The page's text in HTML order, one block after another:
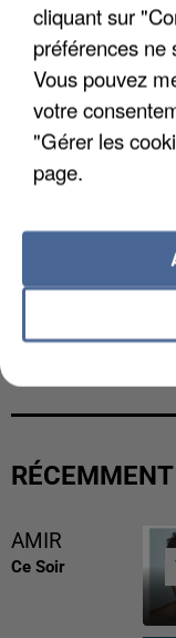
L’UN DES
AMIR
Ce Soir
cliquant sur
préférences ne
Vous pouvez
votre
"Gérer les
page.